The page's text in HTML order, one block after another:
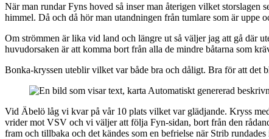
När man rundar Fyns hoved så inser man återigen vilket storslagen
himmel. Då och då hör man utandningen från tumlare som är uppe
Om strömmen är lika vid land och längre ut så väljer jag att gå där
huvudorsaken är att komma bort från alla de mindre båtarna som
Bonka-kryssen uteblir vilket var både bra och dåligt. Bra för att
Vid Äbelö låg vi kvar på vår 10 plats vilket var glädjande. Kryss
vrider mot VSV och vi väljer att följa Fyn-sidan, bort från den
fram och tillbaka och det kändes som en befrielse när Strib